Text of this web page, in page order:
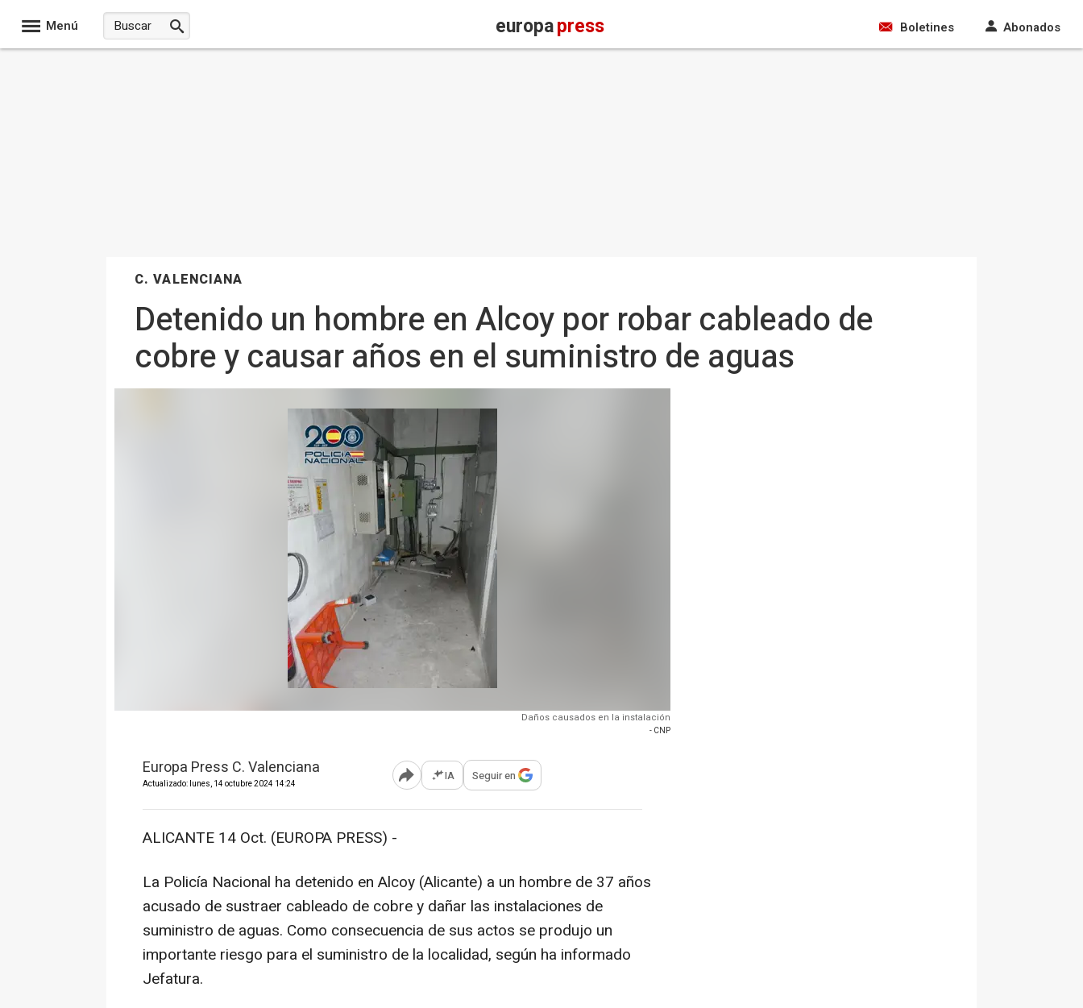
Menú europapress Boletines Abonados
C. VALENCIANA
Detenido un hombre en Alcoy por robar cableado de
cobre y causar años en el suministro de aguas
Daños causados en la instalación
- CNP
Europa Press C. Valenciana
Actualizado: lunes, 14 octubre 2024 14:24 Abrir opciones para compartir
IA Seguir en
ALICANTE 14 Oct. (EUROPA PRESS) -
La Policía Nacional ha detenido en Alcoy (Alicante) a un hombre de 37 años
acusado de sustraer cableado de cobre y dañar las instalaciones de
suministro de aguas. Como consecuencia de sus actos se produjo un
importante riesgo para el suministro de la localidad, según ha informado
Jefatura.